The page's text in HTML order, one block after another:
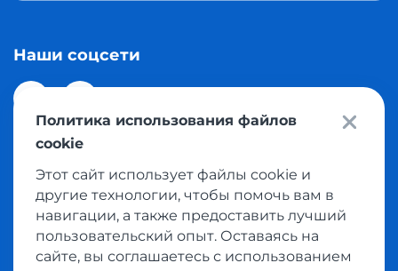
Наши соцсети
© 2026 Meest Shopping доставка покупок с интернет
магазинов мира в Казахстан. Все права защищены
Политика конфиденциальности
Политика использования файлов
cookie
Этот сайт использует файлы cookie и
другие технологии, чтобы помочь вам в
навигации, а также предоставить лучший
пользовательский опыт. Оставаясь на
сайте, вы соглашаетесь с использованием